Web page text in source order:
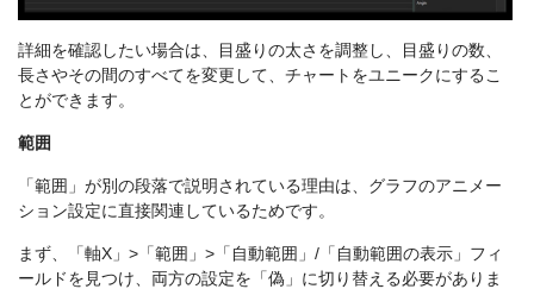
詳細を確認したい場合は、目盛りの太さを調整し、目盛りの数、
長さやその間のすべてを変更して、チャートをユニークにするこ
とができます。
範囲
「範囲」が別の段落で説明されている理由は、グラフのアニメー
ション設定に直接関連しているためです。
まず、「軸X」>「範囲」>「自動範囲」/「自動範囲の表示」フィ
ールドを見つけ、両方の設定を「偽」に切り替える必要がありま